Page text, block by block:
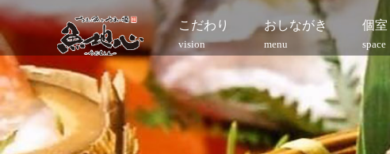
こだわり
vision
おしながき
menu
個室
space